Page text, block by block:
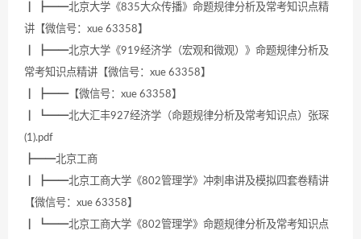
┃ ┣━━北京大学《835大众传播》命题规律分析及常考知识点精
讲【微信号：xue 63358】
┃ ┣━━北京大学《919经济学（宏观和微观）》命题规律分析及
常考知识点精讲【微信号：xue 63358】
┃ ┣━━【微信号：xue 63358】
┃ ┗━━北大汇丰927经济学（命题规律分析及常考知识点）张琛
(1).pdf
┣━━北京工商
┃ ┣━━北京工商大学《802管理学》冲刺串讲及模拟四套卷精讲
【微信号：xue 63358】
┃ ┗━━北京工商大学《802管理学》命题规律分析及常考知识点